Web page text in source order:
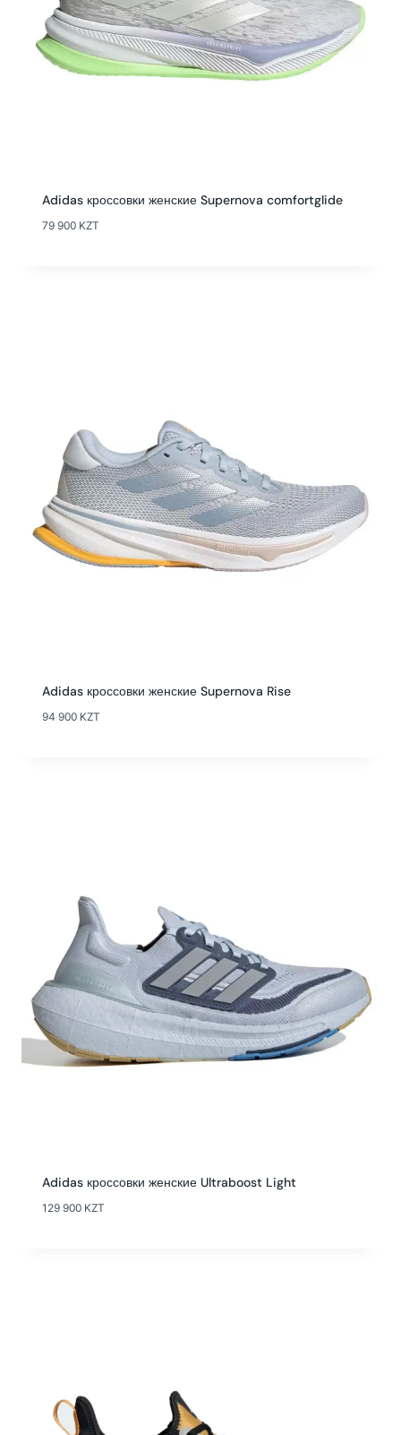
Adidas кроссовки женские Supernova comfortglide
79 900 KZT
Adidas кроссовки женские Supernova Rise
94 900 KZT
Adidas кроссовки женские Ultraboost Light
129 900 KZT